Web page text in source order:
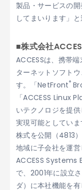
製品・サービスの
してまいります」と
■株式会社
ACCESSは、携帯
ターネットソフト
す。「NetFront®
「ACCESS Linux
いテクノロジを提
実現可能としてい
株式を公開（4813
地域に子会社を運営
ACCESS Systems
で、2001年に設立
ダ）に本社機能を